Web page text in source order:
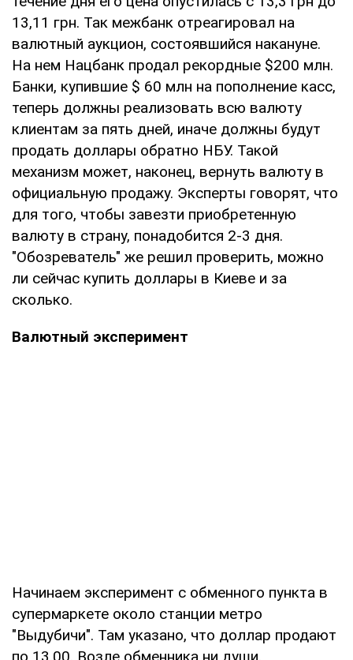
13,11 грн. Так межбанк отреагировал на
валютный аукцион, состоявшийся накануне.
На нем Нацбанк продал рекордные $200 млн.
Банки, купившие $ 60 млн на пополнение касс,
теперь должны реализовать всю валюту
клиентам за пять дней, иначе должны будут
продать доллары обратно НБУ. Такой
механизм может, наконец, вернуть валюту в
официальную продажу. Эксперты говорят, что
для того, чтобы завезти приобретенную
валюту в страну, понадобится 2-3 дня.
"Обозреватель" же решил проверить, можно
ли сейчас купить доллары в Киеве и за
сколько.
Валютный эксперимент
Начинаем эксперимент с обменного пункта в
супермаркете около станции метро
"Выдубичи". Там указано, что доллар продают
по 13.00. Возле обменника ни души.